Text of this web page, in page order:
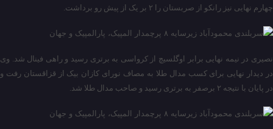
چهارم نهایی نیز رانکو از صربستان را ۲ بر یک از پیش رو برداشت.
نصیری در نیمه نهایی برابر اوگلسیچ از کرواسی به برتری رسید و راهی فینال شد. وی
در دیدار نهایی برای کسب مدال طلا به مصاف نورای کازان بیک از قزاقستان رفت و
در پایان با نتیجه ۲ برصفر به برتری رسید و صاحب مدال طلا شد.